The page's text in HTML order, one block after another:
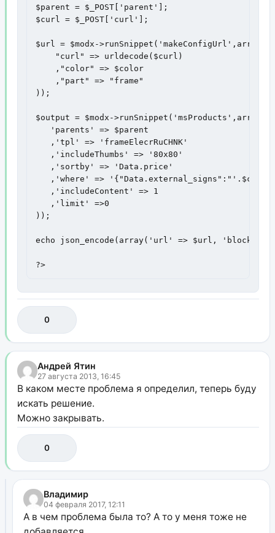
$parent = $_POST['parent'];
$curl = $_POST['curl'];
$url = $modx->runSnippet('makeConfigUrl',array(
    "curl" => urldecode($curl)
    ,"color" => $color
    ,"part" => "frame"
));
$output = $modx-
   'parents' => $parent
   ,'tpl' => 'frameElecrRuCHNK'
   ,'includeThumbs' => '80x80'
   ,'sortby' => 'Data.price'
,'where' =>
   ,'includeContent' => 1
   ,'limit' =>0
));
echo json_encode(array('url' => $url, 'block'
?>
0
Андрей Ятин
27 августа 2013, 16:45
В каком месте проблема я определил, теперь буду
искать решение.
Можно закрывать.
0
Владимир
04 февраля 2017, 12:11
А в чем проблема была то? А то у меня тоже не